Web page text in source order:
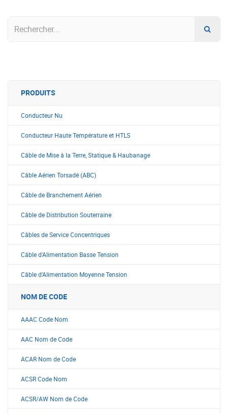
PRODUITS
Conducteur Nu
Conducteur Haute Température et HTLS
Câble de Mise à la Terre, Statique & Haubanage
Câble Aérien Torsadé (ABC)
Câble de Branchement Aérien
Câble de Distribution Souterraine
Câbles de Service Concentriques
Câble d'Alimentation Basse Tension
Câble d'Alimentation Moyenne Tension
NOM DE CODE
AAAC Code Nom
AAC Nom de Code
ACAR Nom de Code
ACSR Code Nom
ACSR/AW Nom de Code